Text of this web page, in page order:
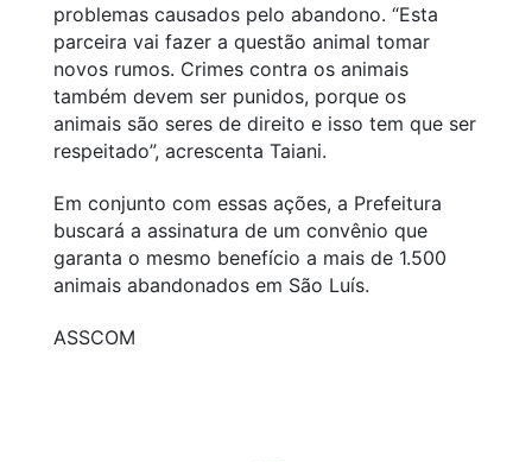
problemas causados pelo abandono. “Esta
parceira vai fazer a questão animal tomar
novos rumos. Crimes contra os animais
também devem ser punidos, porque os
animais são seres de direito e isso tem que ser
respeitado”, acrescenta Taiani.
Em conjunto com essas ações, a Prefeitura
buscará a assinatura de um convênio que
garanta o mesmo benefício a mais de 1.500
animais abandonados em São Luís.
ASSCOM